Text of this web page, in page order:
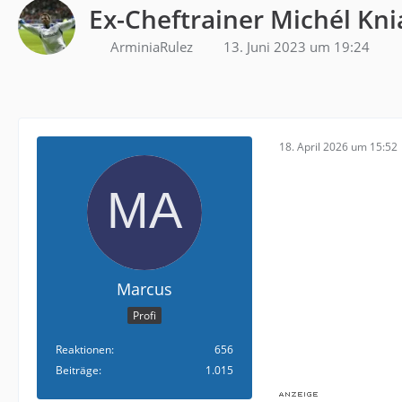
Ex-Cheftrainer Michél
ArminiaRulez 13. Juni 2023 um 19:24
Marcus
Profi
Reaktionen
656
Beiträge
1.015
18. April 2026 um 15:52